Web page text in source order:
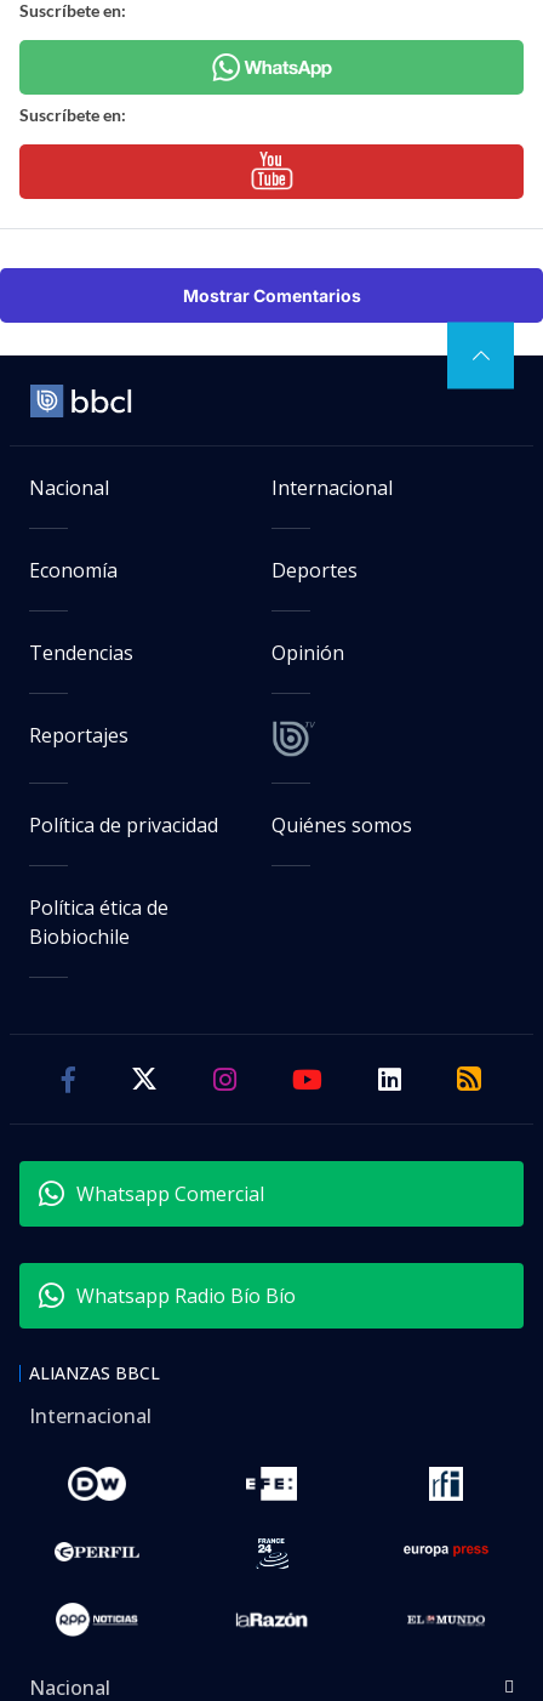
Suscríbete en:
Suscríbete en:
Mostrar Comentarios
Nacional Internacional
Economía Deportes
Tendencias Opinión
Reportajes
Política de privacidad Quiénes somos
Política ética de
Biobiochile
Whatsapp Comercial
Whatsapp Radio Bío Bío
ALIANZAS BBCL
Internacional
Nacional